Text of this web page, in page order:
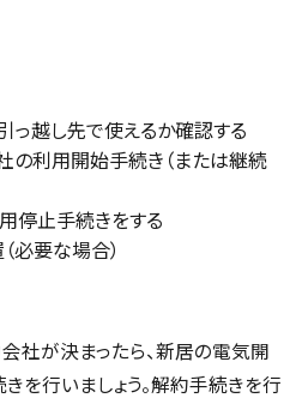
っ越し先で使えるか確認する
の利用開始手続き（または継続
停止手続きをする
必要な場合）
社が決まったら、新居の電気開
を行いましょう。解約手続きを行